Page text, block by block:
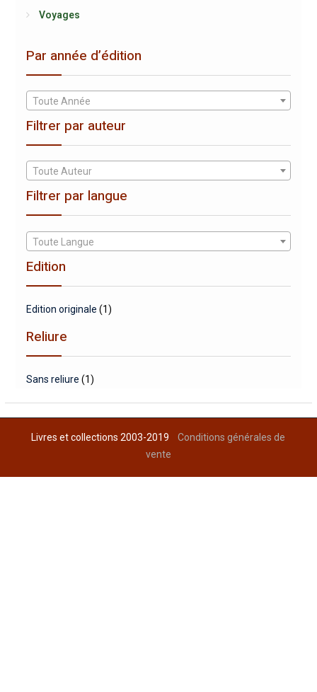
Voyages
Par année d’édition
Toute Année
Filtrer par auteur
Toute Auteur
Filtrer par langue
Toute Langue
Edition
Edition originale (1)
Reliure
Sans reliure (1)
Livres et collections 2003-2019Conditions générales de
vente